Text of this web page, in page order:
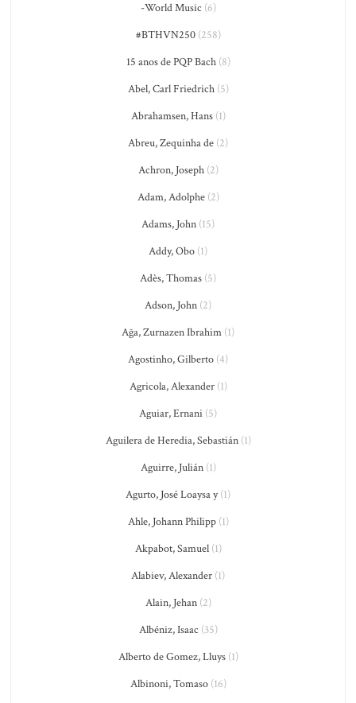
-World Music (6)
#BTHVN250(258)
15 anos de PQP Bach(8)
Abel, Carl Friedrich(5)
Abrahamsen, Hans(1)
Abreu, Zequinha de (2)
Achron, Joseph(2)
Adam, Adolphe(2)
Adams, John (15)
Addy, Obo (1)
Adès, Thomas (5)
Adson, John (2)
Ağa, Zurnazen Ibrahim (1)
Agostinho, Gilberto (4)
Agricola, Alexander(1)
Aguiar, Ernani (5)
Aguilera de Heredia, Sebastián(1)
Aguirre, Julián(1)
Agurto, José Loaysa y(1)
Ahle, Johann Philipp(1)
Akpabot, Samuel(1)
Alabiev, Alexander (1)
Alain, Jehan(2)
Albéniz, Isaac (35)
Alberto de Gomez, Lluys(1)
Albinoni, Tomaso(16)